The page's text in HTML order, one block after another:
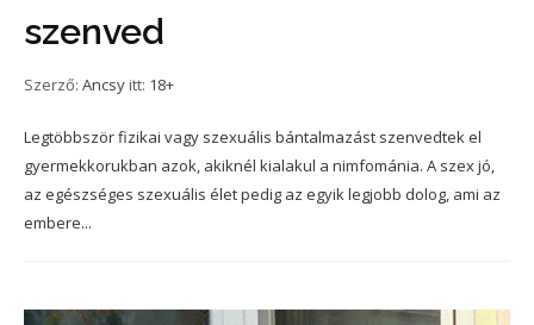
szenved
Szerző: Ancsy itt: 18+
Legtöbbször fizikai vagy szexuális bántalmazást szenvedtek el
gyermekkorukban azok, akiknél kialakul a nimfománia. A szex jó,
az egészséges szexuális élet pedig az egyik legjobb dolog, ami az
embere...